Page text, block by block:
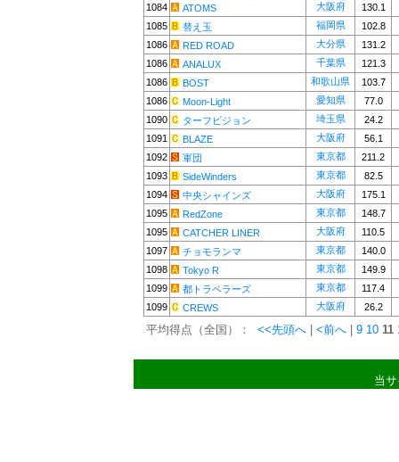
1084
ATOMS 大阪府
130.1
1085
替え玉 福岡県
102.8
1086
RED ROAD 大分県
131.2
1086
ANALUX 千葉県
121.3
1086
BOST 和歌山県
103.7
1086
Moon-Light 愛知県
77.0
1090
ターフビジョン 埼玉県
24.2
1091
BLAZE 大阪府
56.1
1092
軍団 東京都
211.2
1093
SideWinders 東京都
82.5
1094
中央シャインズ 大阪府 175.1
1095
RedZone 東京都
148.7
1095
CATCHER LINER 大阪府
110.5
1097
チョモランマ 東京都
140.0
1098
Tokyo R 東京都
149.9
1099
都トラベラーズ 東京都
117.4
1099
CREWS 大阪府 26.2
平均得点（全国）： <<先頭へ <前へ 9 10 11
当